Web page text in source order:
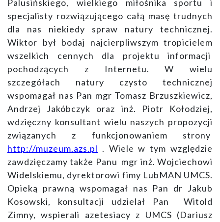
Palusińskiego, wielkiego miłośnika sportu i
specjalisty rozwiązującego całą masę trudnych
dla nas niekiedy spraw natury technicznej.
Wiktor był bodaj najcierpliwszym tropicielem
wszelkich cennych dla projektu informacji
pochodzących z Internetu. W wielu
szczegółach natury czysto technicznej
wspomagał nas Pan mgr Tomasz Brzuszkiewicz,
Andrzej Jakóbczyk oraz inż. Piotr Kołodziej,
wdzięczny konsultant wielu naszych propozycji
związanych z funkcjonowaniem strony
http://muzeum.azs.pl . Wiele w tym względzie
zawdzięczamy także Panu mgr inż. Wojciechowi
Widelskiemu, dyrektorowi fimy LubMAN UMCS.
Opieką prawną wspomagał nas Pan dr Jakub
Kosowski, konsultacji udzielał Pan Witold
Zimny, wspierali azetesiacy z UMCS (Dariusz